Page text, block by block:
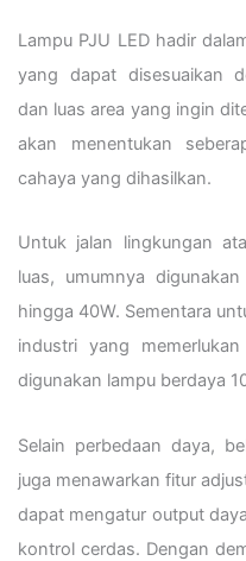
Lampu PJU LED hadir
yang dapat disesuaikan
dan luas area yang ingin
akan menentukan
cahaya yang dihasilkan.
Untuk jalan lingkungan
luas, umumnya
hingga 40W. Sementara
industri yang
digunakan lampu berdaya
Selain perbedaan daya,
juga menawarkan fitur
dapat mengatur output
kontrol cerdas. Dengan